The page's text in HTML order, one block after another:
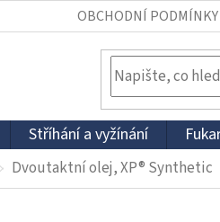
OBCHODNÍ PODMÍNKY
Stříhání a vyžínání
Dvoutaktní olej, XP® Synthetic